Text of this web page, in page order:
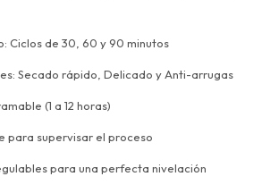
Ciclos de 30, 60 y 90 minutos
Secado rápido, Delicado y Anti-arrugas
(1 a 12 horas)
para supervisar el proceso
para una perfecta nivelación